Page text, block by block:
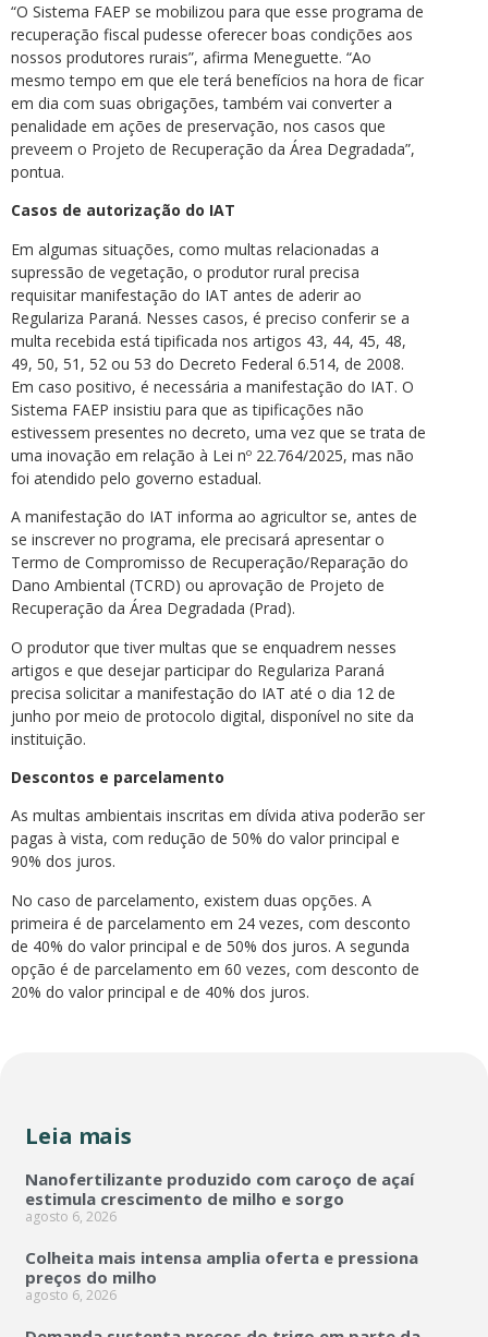
“O Sistema FAEP se mobilizou para que esse programa de
recuperação fiscal pudesse oferecer boas condições aos
nossos produtores rurais”, afirma Meneguette. “Ao
mesmo tempo em que ele terá benefícios na hora de ficar
em dia com suas obrigações, também vai converter a
penalidade em ações de preservação, nos casos que
preveem o Projeto de Recuperação da Área Degradada”,
pontua.
Casos de autorização do IAT
Em algumas situações, como multas relacionadas a
supressão de vegetação, o produtor rural precisa
requisitar manifestação do IAT antes de aderir ao
Regulariza Paraná. Nesses casos, é preciso conferir se a
multa recebida está tipificada nos artigos 43, 44, 45, 48,
49, 50, 51, 52 ou 53 do Decreto Federal 6.514, de 2008.
Em caso positivo, é necessária a manifestação do IAT. O
Sistema FAEP insistiu para que as tipificações não
estivessem presentes no decreto, uma vez que se trata de
uma inovação em relação à Lei nº 22.764/2025, mas não
foi atendido pelo governo estadual.
A manifestação do IAT informa ao agricultor se, antes de
se inscrever no programa, ele precisará apresentar o
Termo de Compromisso de Recuperação/Reparação do
Dano Ambiental (TCRD) ou aprovação de Projeto de
Recuperação da Área Degradada (Prad).
O produtor que tiver multas que se enquadrem nesses
artigos e que desejar participar do Regulariza Paraná
precisa solicitar a manifestação do IAT até o dia 12 de
junho por meio de protocolo digital, disponível no site da
instituição.
Descontos e parcelamento
As multas ambientais inscritas em dívida ativa poderão ser
pagas à vista, com redução de 50% do valor principal e
90% dos juros.
No caso de parcelamento, existem duas opções. A
primeira é de parcelamento em 24 vezes, com desconto
de 40% do valor principal e de 50% dos juros. A segunda
opção é de parcelamento em 60 vezes, com desconto de
20% do valor principal e de 40% dos juros.
Leia mais
Nanofertilizante produzido com caroço de açaí
estimula crescimento de milho e sorgo
agosto 6, 2026
Colheita mais intensa amplia oferta e pressiona
preços do milho
agosto 6, 2026